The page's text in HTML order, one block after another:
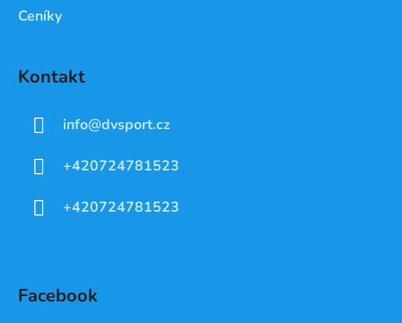
Ceníky
Kontakt
info@dvsport.cz
+420724781523
+420724781523
Facebook